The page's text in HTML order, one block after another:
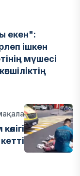
екен":
ішкен
мүшесі